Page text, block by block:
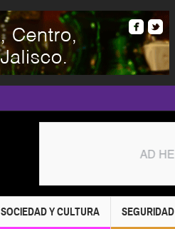
SOCIEDAD Y CULTURA SEGURIDAD